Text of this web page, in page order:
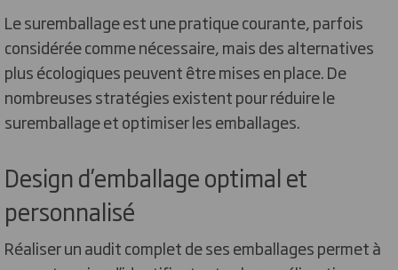
Le suremballage est une pratique courante, parfois
considérée comme nécessaire, mais des alternatives
plus écologiques peuvent être mises en place. De
nombreuses stratégies existent pour réduire le
suremballage et optimiser les emballages.
Design d’emballage optimal et
personnalisé
Réaliser un audit complet de ses emballages permet à